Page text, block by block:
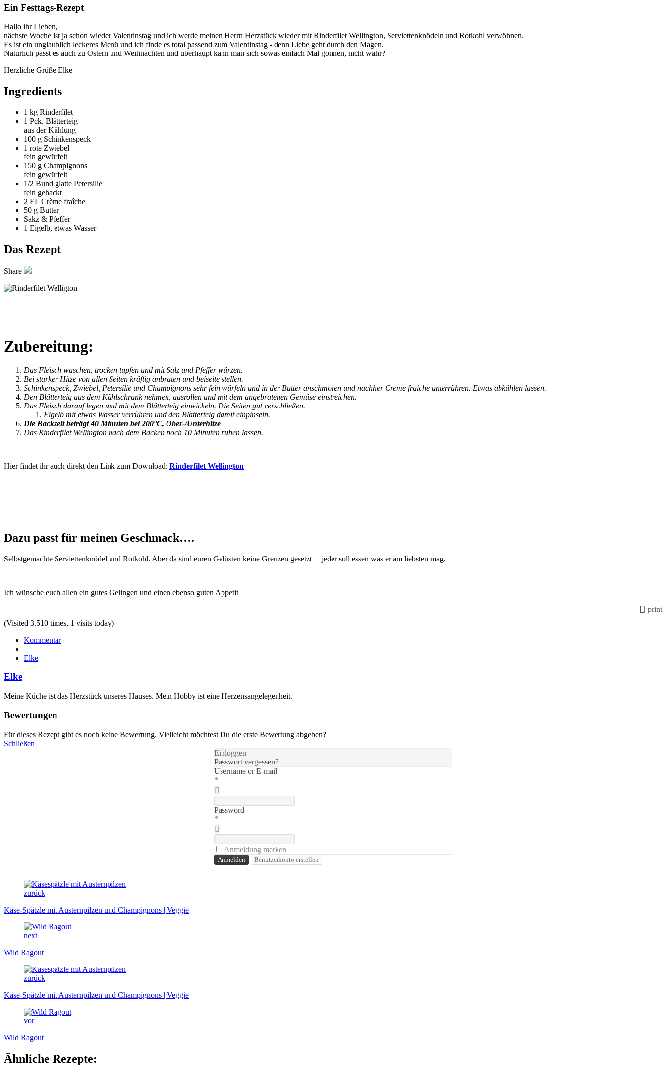
Ein Festtags-Rezept
Hallo ihr Lieben,
nächste Woche ist ja schon wieder Valentinstag und ich werde meinen Herrn Herzstück wieder mit Rinderfilet Wellington, Serviettenknödeln und Rotkohl verwöhnen.
Es ist ein unglaublich leckeres Menü und ich finde es total passend zum Valentinstag - denn Liebe geht durch den Magen.
Natürlich passt es auch zu Ostern und Weihnachten und überhaupt kann man sich sowas einfach Mal gönnen, nicht wahr?
Herzliche Grüße Elke
Ingredients
1 kg Rinderfilet
1 Pck. Blätterteig
aus der Kühlung
100 g Schinkenspeck
1 rote Zwiebel
fein gewürfelt
150 g Champignons
fein gewürfelt
1/2 Bund glatte Petersilie
fein gehackt
2 EL Crème fraîche
50 g Butter
Sakz & Pfeffer
1 Eigelb, etwas Wasser
Das Rezept
Share
Zubereitung:
Das Fleisch waschen, trocken tupfen und mit Salz und Pfeffer würzen.
Bei starker Hitze von allen Seiten kräftig anbraten und beiseite stellen.
Schinkenspeck, Zwiebel, Petersilie und Champignons sehr fein würfeln und in der Butter anschmoren und nachher Creme fraiche unterrühren. Etwas abkühlen lassen.
Den Blätterteig aus dem Kühlschrank nehmen, ausrollen und mit dem angebratenen Gemüse einstreichen.
Das Fleisch darauf legen und mit dem Blätterteig einwickeln. Die Seiten gut verschließen.
Eigelb mit etwas Wasser verrühren und den Blätterteig damit einpinseln.
Die Backzeit beträgt 40 Minuten bei 200°C, Ober-/Unterhitze
Das Rinderfilet Wellington nach dem Backen noch 10 Minuten ruhen lassen.
Hier findet ihr auch direkt den Link zum Download: Rinderfilet Wellington
Dazu passt für meinen Geschmack….
Selbstgemachte Serviettenknödel und Rotkohl. Aber da sind euren Gelüsten keine Grenzen gesetzt – jeder soll essen was er am liebsten mag.
Ich wünsche euch allen ein gutes Gelingen und einen ebenso guten Appetit
print
(Visited 3.510 times, 1 visits today)
Kommentar
Elke
Elke
Meine Küche ist das Herzstück unseres Hauses. Mein Hobby ist eine Herzensangelegenheit.
Bewertungen
Für dieses Rezept gibt es noch keine Bewertung. Vielleicht möchtest Du die erste Bewertung abgeben?
Schließen
Einloggen
Passwort vergessen?
Username or E-mail
*
Password
*
Anmeldung merken
zurück
Käse-Spätzle mit Austernpilzen und Champignons | Veggie
next
Wild Ragout
zurück
Käse-Spätzle mit Austernpilzen und Champignons | Veggie
vor
Wild Ragout
Ähnliche Rezepte: